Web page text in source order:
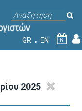
GR EN 6
2025